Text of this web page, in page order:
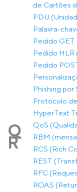
de Cartões
PDU
Palavra-
Pedido GET
Pedido HLR
Pedido
Phishing por
Protocolo
HyperText
Q QoS
R
RBM
RCS (Rich
REST
RFC
ROAS